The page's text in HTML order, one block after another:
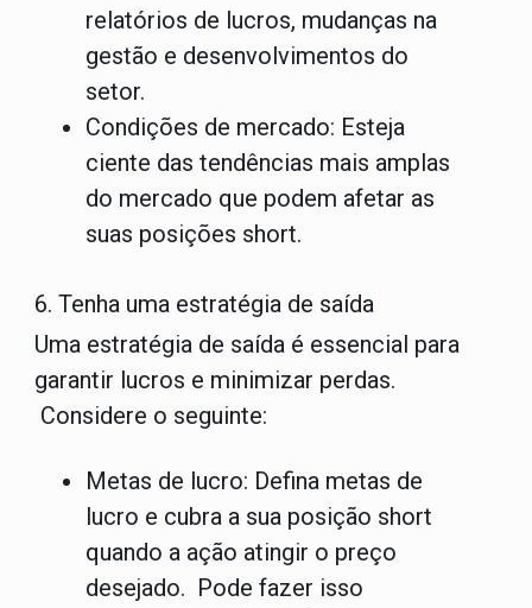
relatórios de lucros, mudanças na
gestão e desenvolvimentos do
setor.
Condições de mercado: Esteja
ciente das tendências mais amplas
do mercado que podem afetar as
suas posições short.
6. Tenha uma estratégia de saída
Uma estratégia de saída é essencial para
garantir lucros e minimizar perdas.
Considere o seguinte:
Metas de lucro: Defina metas de
lucro e cubra a sua posição short
quando a ação atingir o preço
desejado. Pode fazer isso